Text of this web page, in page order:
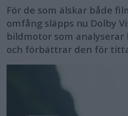
För de som älskar både
omfång släpps nu Dolby
bildmotor som analyserar
och förbättrar den för